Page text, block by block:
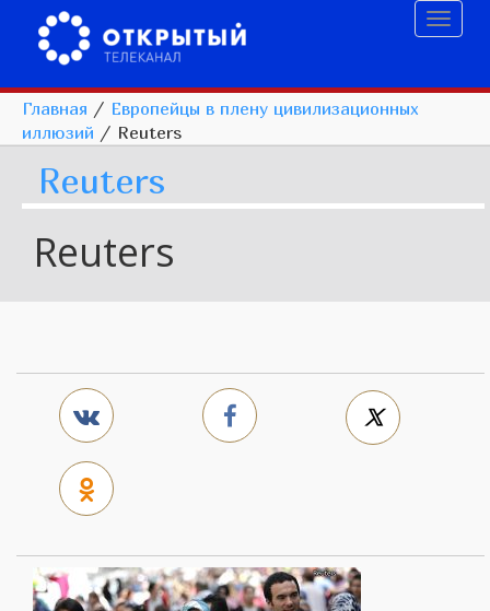
Главная / Европейцы в плену цивилизационных
иллюзий / Reuters
Reuters
Reuters